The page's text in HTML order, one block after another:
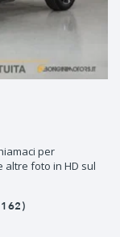
per
altre foto in HD sul